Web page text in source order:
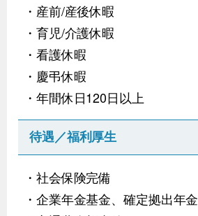
・産前/産後休暇
・育児/介護休暇
・看護休暇
・慶弔休暇
・年間休日120日以上
待遇／福利厚生
・社会保険完備
・企業年金基金、確定拠出年金